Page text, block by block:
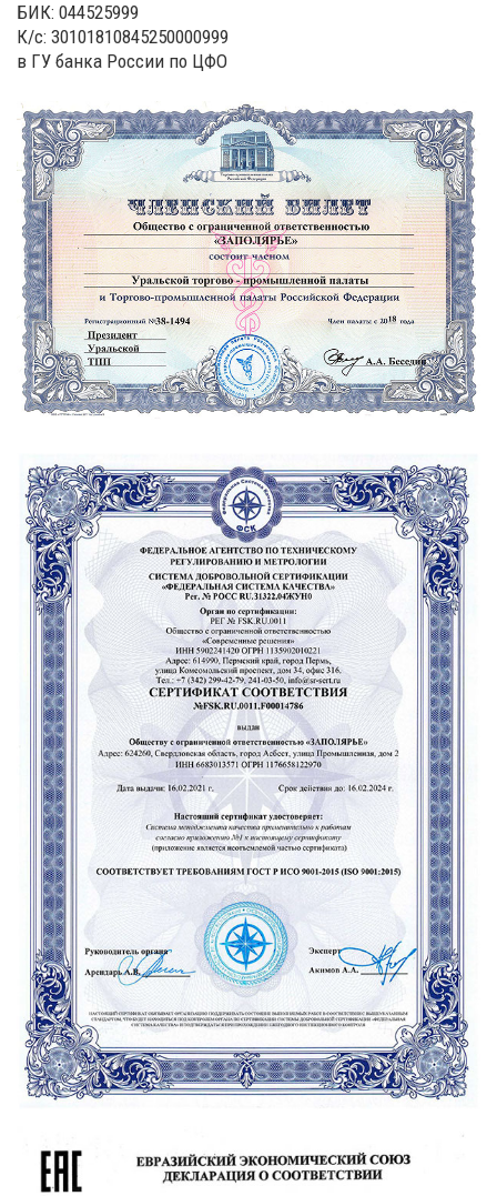
БИК: 044525999
К/с: 30101810845250000999
в ГУ банка России по ЦФО